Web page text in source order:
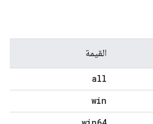
القيمة
all
win